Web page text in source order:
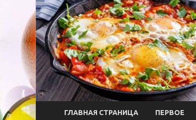
ГЛАВНАЯ СТРАНИЦА ПЕРВОЕ